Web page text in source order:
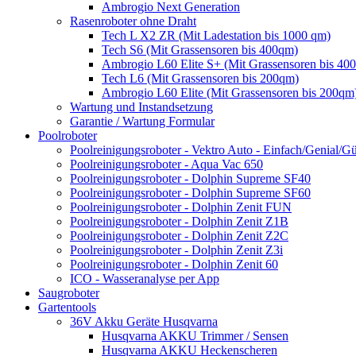
Ambrogio Next Generation
Rasenroboter ohne Draht
Tech L X2 ZR (Mit Ladestation bis 1000 qm)
Tech S6 (Mit Grassensoren bis 400qm)
Ambrogio L60 Elite S+ (Mit Grassensoren bis
Tech L6 (Mit Grassensoren bis 200qm)
Ambrogio L60 Elite (Mit Grassensoren bis
Wartung und Instandsetzung
Garantie / Wartung Formular
Poolroboter
Poolreinigungsroboter - Vektro Auto - Einfach/Genial/
Poolreinigungsroboter - Aqua Vac 650
Poolreinigungsroboter - Dolphin Supreme SF40
Poolreinigungsroboter - Dolphin Supreme SF60
Poolreinigungsroboter - Dolphin Zenit FUN
Poolreinigungsroboter - Dolphin Zenit Z1B
Poolreinigungsroboter - Dolphin Zenit Z2C
Poolreinigungsroboter - Dolphin Zenit Z3i
Poolreinigungsroboter - Dolphin Zenit 60
ICO - Wasseranalyse per App
Saugroboter
Gartentools
36V Akku Geräte Husqvarna
Husqvarna AKKU Trimmer / Sensen
Husqvarna AKKU Heckenscheren